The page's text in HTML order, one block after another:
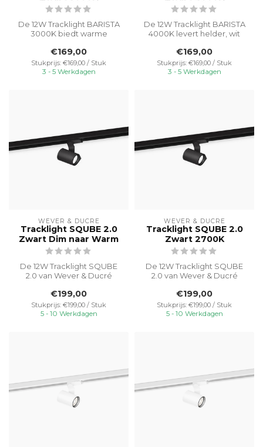
De 12W Tracklight BARISTA
3000K biedt warme
gezellige sfeer...
€169,00
Stukprijs: €169,00 / Stuk
3 - 5 Werkdagen
De 12W Tracklight BARISTA
4000K levert helder, wit
mode...
€169,00
Stukprijs: €169,00 / Stuk
3 - 5 Werkdagen
WEVER & DUCRÉ
Tracklight SQUBE 2.0
Zwart Dim naar Warm
De 12W Tracklight SQUBE
2.0 van Wever & Ducré
design met...
€199,00
Stukprijs: €199,00 / Stuk
5 - 10 Werkdagen
WEVER & DUCRÉ
Tracklight SQUBE 2.0
Zwart 2700K
De 12W Tracklight SQUBE
2.0 van Wever & Ducré
design met...
€199,00
Stukprijs: €199,00 / Stuk
5 - 10 Werkdagen